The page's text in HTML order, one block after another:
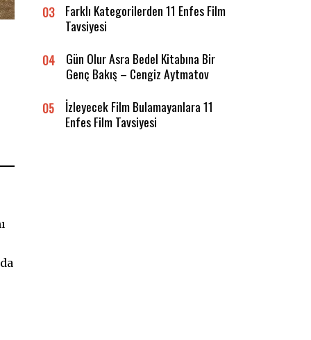
03
Farklı Kategorilerden 11 Enfes Film
Tavsiyesi
04
Gün Olur Asra Bedel Kitabına Bir
Genç Bakış – Cengiz Aytmatov
05
İzleyecek Film Bulamayanlara 11
Enfes Film Tavsiyesi